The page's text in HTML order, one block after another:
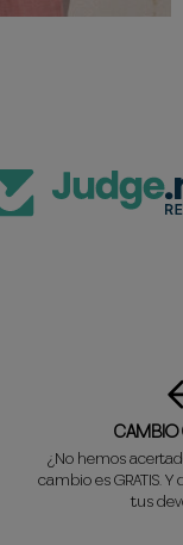
CAMBIO
¿No hemos
cambio es GRATIS.
tus